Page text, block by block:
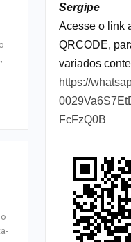
Sergipe
Acesse o link
QRCODE,
variados
https://
FcFzQ0B